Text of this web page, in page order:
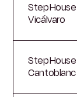
StepHouse
Vicálvaro
StepHouse
Cantoblanc